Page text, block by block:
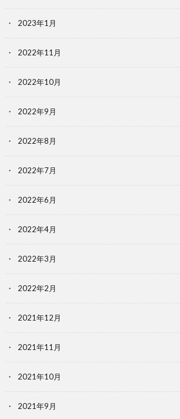
2023年1月
2022年11月
2022年10月
2022年9月
2022年8月
2022年7月
2022年6月
2022年4月
2022年3月
2022年2月
2021年12月
2021年11月
2021年10月
2021年9月